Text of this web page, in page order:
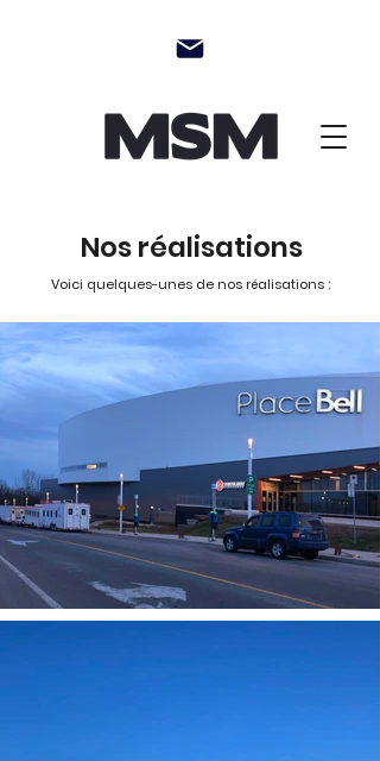
Nos réalisations
Voici quelques-unes de nos réalisations :